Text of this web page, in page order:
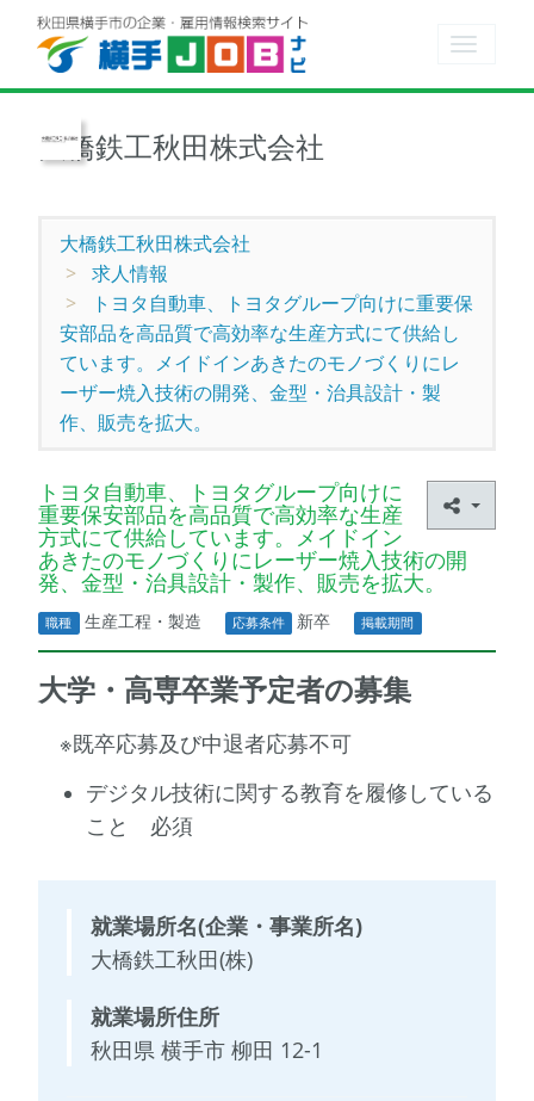
Toggle
大橋鉄工秋田株式会社
大橋鉄工秋田株式会社
求人情報
トヨタ自動車、トヨタグループ向けに重要保
安部品を高品質で高効率な生産方式にて供給し
ています。メイドインあきたのモノづくりにレ
ーザー焼入技術の開発、金型・治具設計・製
作、販売を拡大。
トヨタ自動車、トヨタグループ向けに
重要保安部品を高品質で高効率な生産
方式にて供給しています。メイドイン
あきたのモノづくりにレーザー焼入技術の開
発、金型・治具設計・製作、販売を拡大。
職種 生産工程・製造 応募条件 新卒 掲載期間
大学・高専卒業予定者の募集
※既卒応募及び中退者応募不可
デジタル技術に関する教育を履修している
こと 必須
就業場所名(企業・事業所名)
大橋鉄工秋田(株)
就業場所住所
秋田県 横手市 柳田 12-1